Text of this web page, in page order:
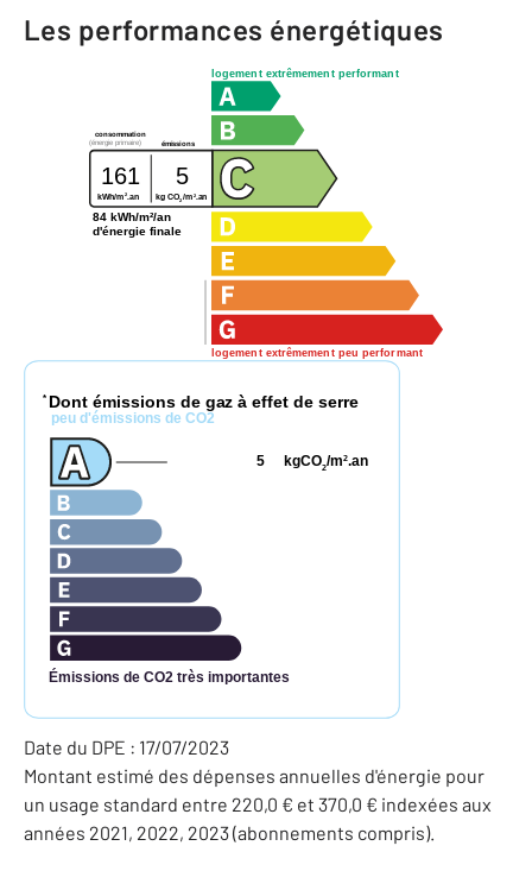
Les performances énergétiques
logement extrêmement performant
logement extrêmement peu performant
consommation
émissions
(énergie primaire)
161 5
kWh/m 2 .an kg CO2/m2.an
84 kWh/m²/an
d'énergie finale
* Dont émissions de gaz à effet de serre
peu d'émissions de CO2
Émissions de CO2 très importantes
kgCO2/m2.an
5
Date du DPE : 17/07/2023
Montant estimé des dépenses annuelles d'énergie pour
un usage standard entre 220,0 € et 370,0 € indexées aux
années 2021, 2022, 2023 (abonnements compris).